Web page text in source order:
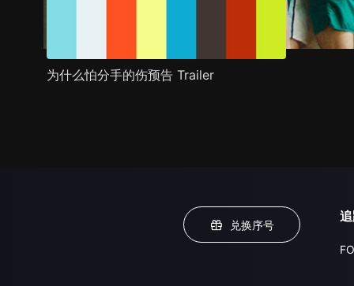
为什么怕分手的伤预告 Trailer
兑换序号